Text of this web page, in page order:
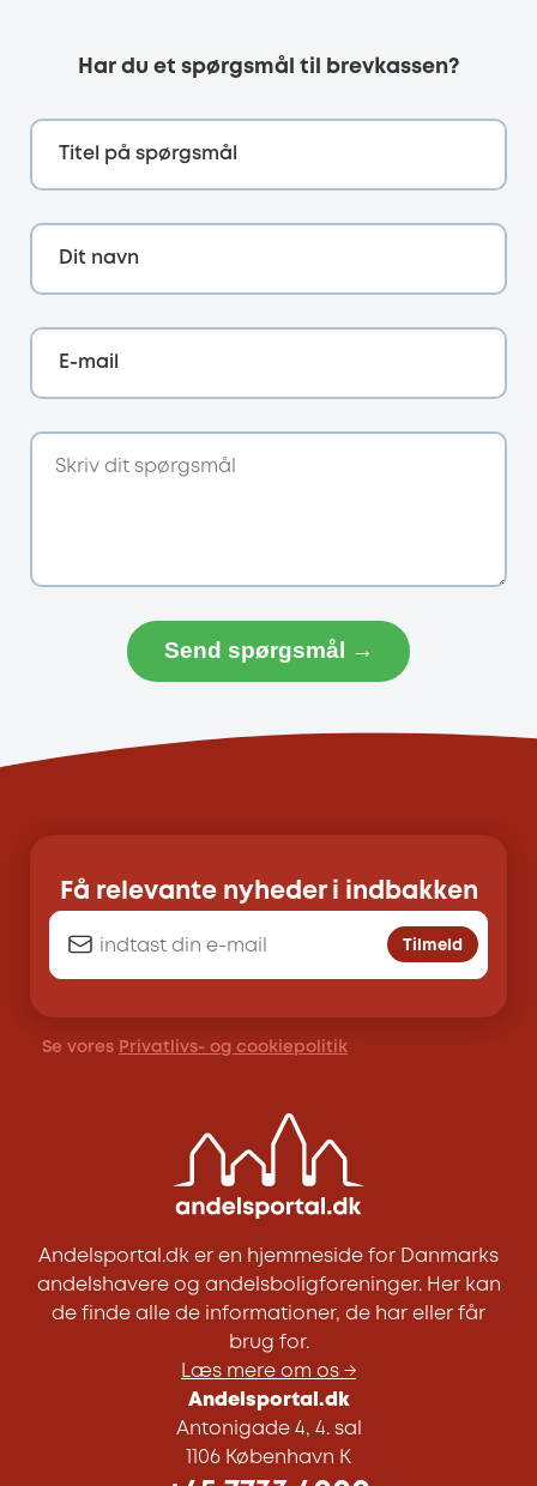
Har du et spørgsmål til brevkassen?
Titel på spørgsmål
Dit navn
E-mail
Send spørgsmål →
Få relevante nyheder i indbakken
Tilmeld
Se vores Privatlivs- og cookiepolitik
Andelsportal.dk er en hjemmeside for Danmarks
andelshavere og andelsboligforeninger. Her kan
de finde alle de informationer, de har eller får
brug for.
Læs mere om os →
Andelsportal.dk
Antonigade 4, 4. sal
1106 København K